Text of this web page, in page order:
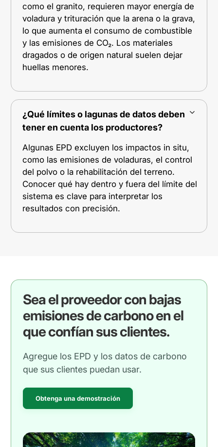
como el granito, requieren mayor energía de
voladura y trituración que la arena o la grava,
lo que aumenta el consumo de combustible
y las emisiones de CO₂. Los materiales
dragados o de origen natural suelen dejar
huellas menores.
¿Qué límites o lagunas de datos deben
tener en cuenta los productores?
Algunas EPD excluyen los impactos in situ,
como las emisiones de voladuras, el control
del polvo o la rehabilitación del terreno.
Conocer qué hay dentro y fuera del límite del
sistema es clave para interpretar los
resultados con precisión.
Sea el proveedor con bajas
emisiones de carbono en el
que confían sus clientes.
Agregue los EPD y los datos de carbono
que sus clientes puedan usar.
Obtenga una demostración